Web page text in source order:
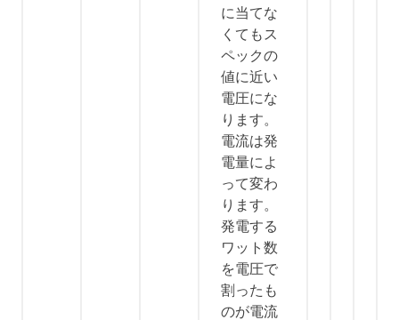
に当てな
くてもス
ペックの
値に近い
電圧にな
ります。
電流は発
電量によ
って変わ
ります。
発電する
ワット数
を電圧で
割ったも
のが電流